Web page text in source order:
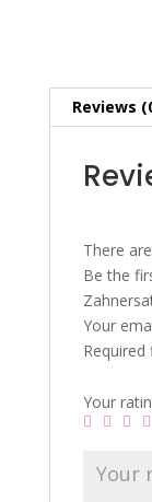
Reviews
There
Be the
Your
Your